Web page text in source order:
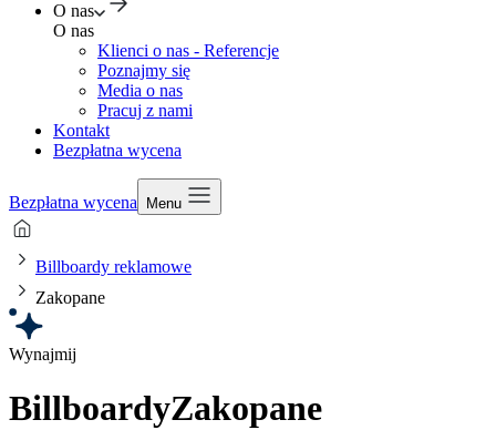
O nas
O nas
Klienci o nas - Referencje
Poznajmy się
Media o nas
Pracuj z nami
Kontakt
Bezpłatna wycena
Bezpłatna wycena Menu
Billboardy reklamowe
Zakopane
Wynajmij
BillboardyZakopane